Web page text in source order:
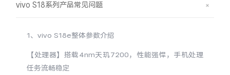
vivo S18系列产品常见问题
1、vivo S18e整体参数介绍
【处理器】搭载4nm天玑7200，性能强悍，手机处理
任务流畅稳定